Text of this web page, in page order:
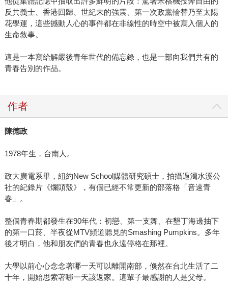
反共義士、香港回歸、世紀末的強震、第一次政黨輪替乃至太陽
花學運，這些撼動人心的事件都在非線性的時空中被寫入個人的
生命敘事。
這是一本寫給解嚴後青年世代的備忘錄，也是一部向我們共有的
青春告別的作品。
作者
陳德政
1978年生，台南人。
政大廣電系畢，紐約New School媒體研究碩士，拍攝過濁水溪公
社的紀錄片《爛頭殼》，有個已經不常更新的部落格「音速青
春」。
整個青春期都發生在90年代：初戀、第一支舞、在墾丁海邊抽下
的第一口菸、半夜從MTV頻道聽見的Smashing Pumpkins。多年
後才明白，他和朋友們的青春也永遠停格在那裡。
大學以前心心念念著哪一天可以離開南部，倏然在台北生活了二
十年，開始思索著哪一天該返家。這輩子最感謝的人是父母。